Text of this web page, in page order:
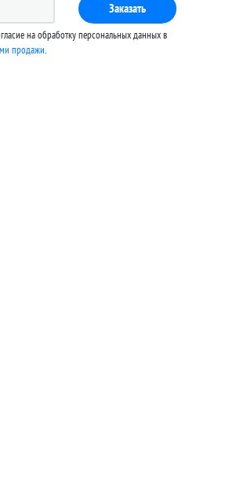
Заказать
на обработку персональных данных в
продажи.